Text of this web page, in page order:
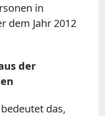
in
dem Jahr 2012
der
das,